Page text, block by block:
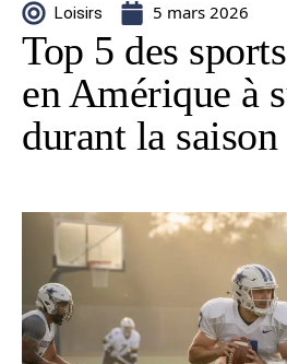
Loisirs 5 mars 2026
Top 5 des
en Amérique à
durant la saison